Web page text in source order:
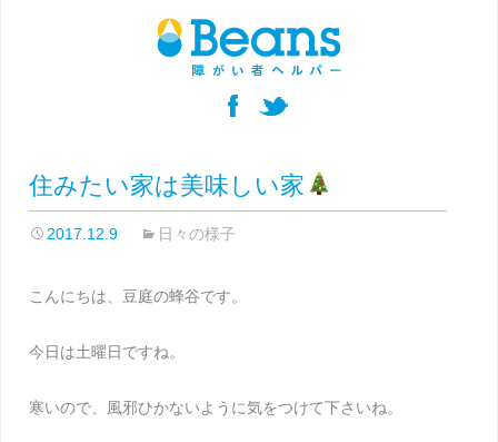
住みたい家は美味しい家
2017.12.9 日々の様子
こんにちは、豆庭の蜂谷です。
今日は土曜日ですね。
寒いので、風邪ひかないように気をつけて下さいね。